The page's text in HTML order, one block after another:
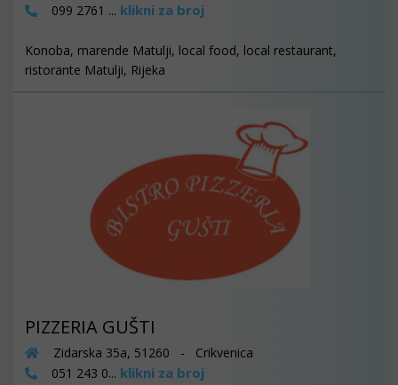
099 2761 ... klikni za broj
Konoba, marende Matulji, local food, local restaurant,
ristorante Matulji, Rijeka
PIZZERIA GUŠTI
Zidarska 35a, 51260 - Crikvenica
051 243 0... klikni za broj